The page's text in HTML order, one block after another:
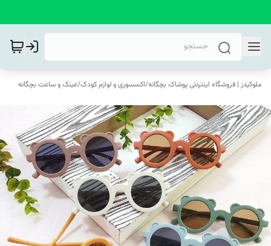
ملوکیدز | فروشگاه اینترنتی پوشاک بچگانه/اکسسوری و لوازم کودک/عینک و ساعت بچگانه